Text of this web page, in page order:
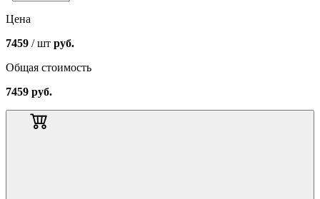
Цена
7459 / шт руб.
Общая стоимость
7459 руб.